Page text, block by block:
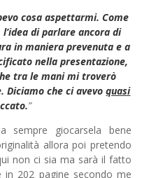
cosa aspettarmi. Come
di parlare ancora di
in maniera prevenuta e a
nella presentazione,
tra le mani mi troverò
Diciamo che ci avevoquasi
”
sempre giocarsela bene
allora poi pretendo
non ci sia ma sarà il fatto
in 202 pagine secondo me